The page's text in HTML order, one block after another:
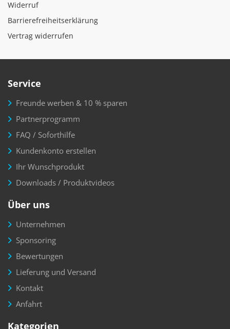
Widerruf
Barrierefreiheitserklärung
Vertrag widerrufen
Service
Freunde werben & 10 % sparen
Partnerprogramm
FAQ / Soforthilfe
Kundenkonto erstellen
Ihr Wunschprodukt
Downloads / Produktvideos
Über uns
Unternehmen
Sponsoring
Bewertungen
Lieferung und Versand
Kontakt
Anfahrt
Kategorien